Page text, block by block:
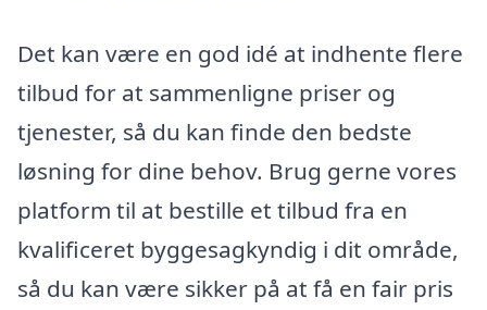
Det kan være en god idé at indhente flere
tilbud for at sammenligne priser og
tjenester, så du kan finde den bedste
løsning for dine behov. Brug gerne vores
platform til at bestille et tilbud fra en
kvalificeret byggesagkyndig i dit område,
så du kan være sikker på at få en fair pris